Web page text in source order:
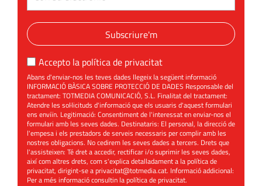
Subscriure'm
Accepto la política de privacitat
Abans d'enviar-nos les teves dades llegeix la següent informació
INFORMACIÓ BÀSICA SOBRE PROTECCIÓ DE DADES Responsable del
tractament: TOTMEDIA COMUNICACIÓ, S.L. Finalitat del tractament:
Atendre les sol·licituds d'informació que els usuaris d'aquest formulari
ens enviïn. Legitimació: Consentiment de l'interessat en enviar-nos el
formulari amb les seves dades. Destinataris: El personal, la direcció de
l'empesa i els prestadors de serveis necessaris per complir amb les
nostres obligacions. No cedirem les seves dades a tercers. Drets que
l'assisteixen: Té dret a accedir, rectificar i/o suprimir les seves dades,
així com altres drets, com s'explica detalladament a la política de
privacitat, dirigint-se aprivacitat@totmedia.cat. Informació addicional:
Per a més informació consultin lapolítica de privacitat.